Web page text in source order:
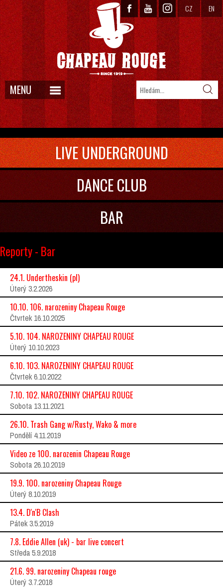
CZ EN
MENU
LIVE UNDERGROUND
DANCE CLUB
BAR
Reporty - Bar
24.1. Undertheskin (pl)
Úterý 3.2.2026
10.10. 106. narozeniny Chapeau Rouge
Čtvrtek 16.10.2025
5.10. 104. NAROZENINY CHAPEAU ROUGE
Úterý 10.10.2023
6.10. 103. NAROZENINY CHAPEAU ROUGE
Čtvrtek 6.10.2022
7.10. 102. NAROZENINY CHAPEAU ROUGE
Sobota 13.11.2021
26.10. Trash Gang w/Rusty, Wako & more
Pondělí 4.11.2019
Video ze 100. narozenin Chapeau Rouge
Sobota 26.10.2019
19.9. 100. narozeniny Chapeau Rouge
Úterý 8.10.2019
13.4. D'n'B Clash
Pátek 3.5.2019
7.8. Eddie Allen (uk) - bar live concert
Středa 5.9.2018
21.6. 99. narozeniny Chapeau rouge
Úterý 3.7.2018